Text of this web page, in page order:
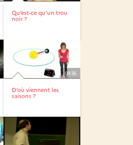
Qu’est-ce qu’un trou
noir ?
04:36
D’où viennent les
saisons ?